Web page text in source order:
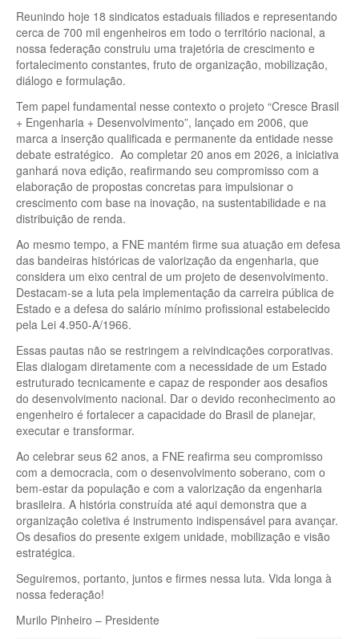
Reunindo hoje 18 sindicatos estaduais filiados e representando
cerca de 700 mil engenheiros em todo o território nacional, a
nossa federação construiu uma trajetória de crescimento e
fortalecimento constantes, fruto de organização, mobilização,
diálogo e formulação.
Tem papel fundamental nesse contexto o projeto “Cresce Brasil
+ Engenharia + Desenvolvimento”, lançado em 2006, que
marca a inserção qualificada e permanente da entidade nesse
debate estratégico. Ao completar 20 anos em 2026, a iniciativa
ganhará nova edição, reafirmando seu compromisso com a
elaboração de propostas concretas para impulsionar o
crescimento com base na inovação, na sustentabilidade e na
distribuição de renda.
Ao mesmo tempo, a FNE mantém firme sua atuação em defesa
das bandeiras históricas de valorização da engenharia, que
considera um eixo central de um projeto de desenvolvimento.
Destacam-se a luta pela implementação da carreira pública de
Estado e a defesa do salário mínimo profissional estabelecido
pela Lei 4.950-A/1966.
Essas pautas não se restringem a reivindicações corporativas.
Elas dialogam diretamente com a necessidade de um Estado
estruturado tecnicamente e capaz de responder aos desafios
do desenvolvimento nacional. Dar o devido reconhecimento ao
engenheiro é fortalecer a capacidade do Brasil de planejar,
executar e transformar.
Ao celebrar seus 62 anos, a FNE reafirma seu compromisso
com a democracia, com o desenvolvimento soberano, com o
bem-estar da população e com a valorização da engenharia
brasileira. A história construída até aqui demonstra que a
organização coletiva é instrumento indispensável para avançar.
Os desafios do presente exigem unidade, mobilização e visão
estratégica.
Seguiremos, portanto, juntos e firmes nessa luta. Vida longa à
nossa federação!
Murilo Pinheiro – Presidente